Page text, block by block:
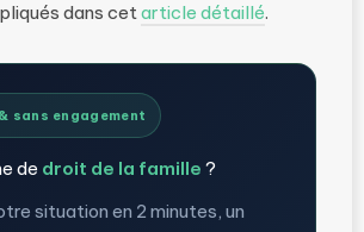
dans cetarticle détaillé.
sans engagement
de droit de la famille ?
situation en 2 minutes, un